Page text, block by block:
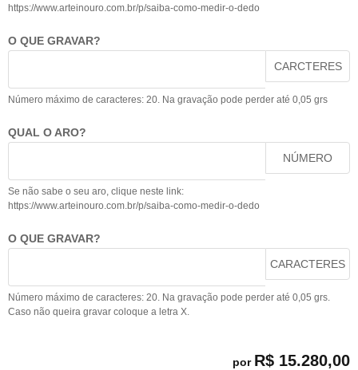
https://www.arteinouro.com.br/p/saiba-como-medir-o-dedo
O QUE GRAVAR?
CARCTERES
Número máximo de caracteres: 20. Na gravação pode perder até 0,05 grs
QUAL O ARO?
NÚMERO
Se não sabe o seu aro, clique neste link:
https://www.arteinouro.com.br/p/saiba-como-medir-o-dedo
O QUE GRAVAR?
CARACTERES
Número máximo de caracteres: 20. Na gravação pode perder até 0,05 grs.
Caso não queira gravar coloque a letra X.
por R$ 15.280,00